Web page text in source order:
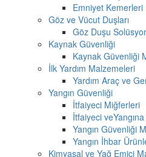
Emniyet Kemerleri
Göz ve Vücut Duşları
Göz Duşu
Kaynak Güvenliği
Kaynak Güvenliği
İlk Yardım Malzemeleri
Yardım Araç ve
Yangın Güvenliği
İtfaiyeci Miğferleri
İtfaiyeci
Yangın Güvenliği
Yangın İhbar
Kimyasal ve Yağ Emici